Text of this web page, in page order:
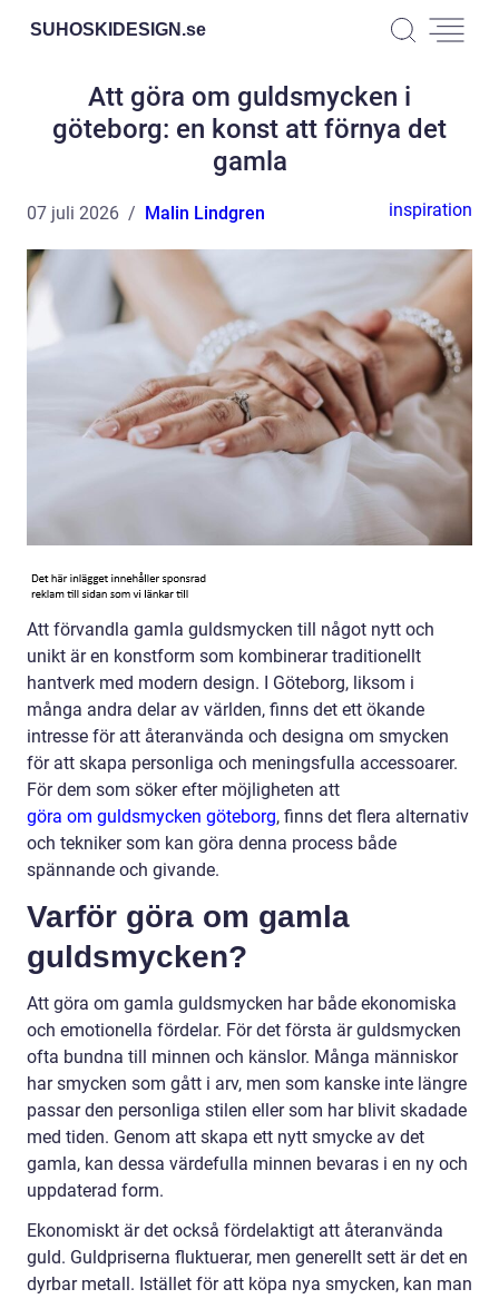
SUHOSKIDESIGN.se
Att göra om guldsmycken i
göteborg: en konst att förnya det
gamla
07 juli 2026 Malin Lindgren inspiration
Att förvandla gamla guldsmycken till något nytt och
unikt är en konstform som kombinerar traditionellt
hantverk med modern design. I Göteborg, liksom i
många andra delar av världen, finns det ett ökande
intresse för att återanvända och designa om smycken
för att skapa personliga och meningsfulla accessoarer.
För dem som söker efter möjligheten att
göra om guldsmycken göteborg, finns det flera alternativ
och tekniker som kan göra denna process både
spännande och givande.
Varför göra om gamla
guldsmycken?
Att göra om gamla guldsmycken har både ekonomiska
och emotionella fördelar. För det första är guldsmycken
ofta bundna till minnen och känslor. Många människor
har smycken som gått i arv, men som kanske inte längre
passar den personliga stilen eller som har blivit skadade
med tiden. Genom att skapa ett nytt smycke av det
gamla, kan dessa värdefulla minnen bevaras i en ny och
uppdaterad form.
Ekonomiskt är det också fördelaktigt att återanvända
guld. Guldpriserna fluktuerar, men generellt sett är det en
dyrbar metall. Istället för att köpa nya smycken, kan man